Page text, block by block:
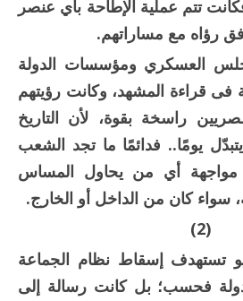
تتم عملية الإطاحة بأي عنصر
رؤاه مع مساراتهم.
العسكري ومؤسسات الدولة
فى قراءة المشهد، وكانت رؤيتهم
راسخة بقوة، لأن التاريخ
يومًا.. فدائمًا ما تجد الشعب
أي من يحاول المساس
سواء كان من الداخل أو الخارج.
30 يونيو تستهدف إسقاط نظام الجماعة
فحسب؛ بل كانت رسالة إلى